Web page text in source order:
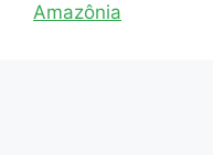
Amazônia